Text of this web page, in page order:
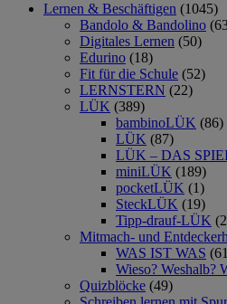
Lernen & Beschäftigen (1045)
Bandolo & Bandolino
Digitales Lernen (50)
Edurino (18)
Fit für die Schule (52)
LERNSTERN (22)
LÜK (389)
bambinoLÜK (86)
LÜK (87)
LÜK – DAS
miniLÜK (189)
pocketLÜK (1)
SteckLÜK (19)
Tipp-drauf-LÜK
Mitmach- und
WAS IST WAS
Wieso? Weshalb?
Quizblöcke (49)